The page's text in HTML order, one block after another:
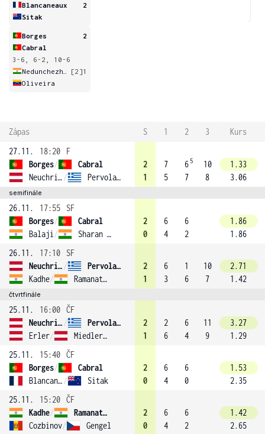
Blancaneaux
2
Sitak
Borges
2
Cabral
3-6, 6-2, 10-6
[2]1
Oliveira
Zápas S 1 2 3
Kurs
27.11.
18:20
F
Borges/
Cabral
Neuchrist / Pervolarakis
2
1
7
5
6 5
7
10
8
1.33
3.06
semifinále
26.11. 17:55
SF
Borges/
Cabral
Balaji / Sharan (3)
2
0
6
4
6
2
1.86
1.86
26.11.
17:10
SF
Neuchrist /
Pervolarakis
Kadhe/ Ramanathan (4)
2
1
6
3
1
6
10
7
2.71
1.42
čtvrtfinále
25.11. 16:00 ČF
Neuchrist /
Pervolarakis
Erler/ Miedler (1)
2
1
2
6
6
4
11
9
3.27
1.29
25.11.
15:40 ČF
Borges/
Cabral
Blancaneaux / Sitak
2
0
6
4
6
0
1.53
2.35
25.11.
15:20 ČF
Kadhe/
Ramanathan (4)
Cozbinov/ Gengel
2
0
6
4
6
2
1.42
2.65